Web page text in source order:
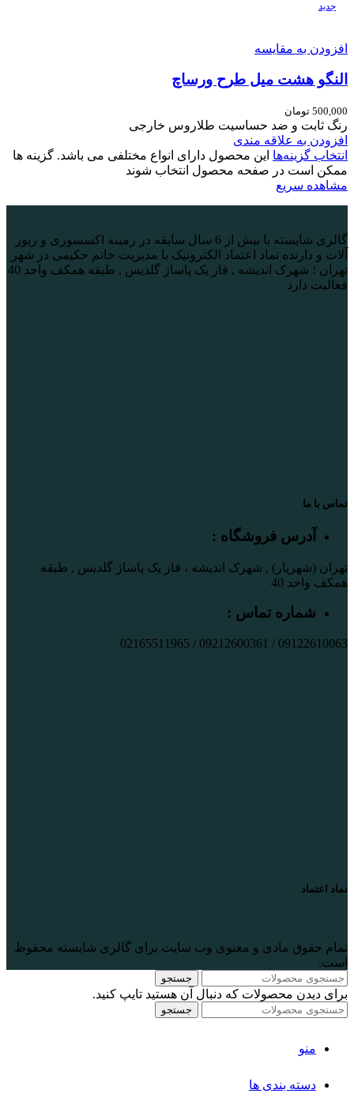
جدید
افزودن به مقایسه
النگو هشت میل طرح ورساچ
500,000 تومان
رنگ ثابت و ضد حساسیت طلاروس خارجی
افزودن به علاقه مندی
انتخاب گزینه‌ها این محصول دارای انواع مختلفی می باشد. گزینه ها
ممکن است در صفحه محصول انتخاب شوند
مشاهده سریع
گالری شایسته با بیش از 6 سال سابقه در زمینه اکسسوری و زیور
آلات و دارنده نماد اعتماد الکترونیک با مدیریت خانم حکیمی در شهر
تهران ؛ شهرک اندیشه , فاز یک پاساژ گلدیس , طبقه همکف واحد 40
فعالیت دارد
تماس با ما
آدرس فروشگاه :
تهران (شهریار) , شهرک اندیشه ، فاز یک پاساژ گلدیس , طبقه
همکف واحد 40
شماره تماس :
09122610063 / 09212600361 / 02165511965
نماد اعتماد
تمام حقوق مادی و معنوی وب سایت برای گالری شایسته محفوظ
است.
جستجو
برای دیدن محصولات که دنبال آن هستید تایپ کنید.
جستجو
منو
دسته بندی ها